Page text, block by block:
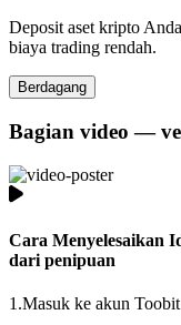
Deposit aset kripto
biaya trading rendah.
Berdagang
Bagian video —
Cara Menyelesaikan
dari penipuan
1.Masuk ke akun